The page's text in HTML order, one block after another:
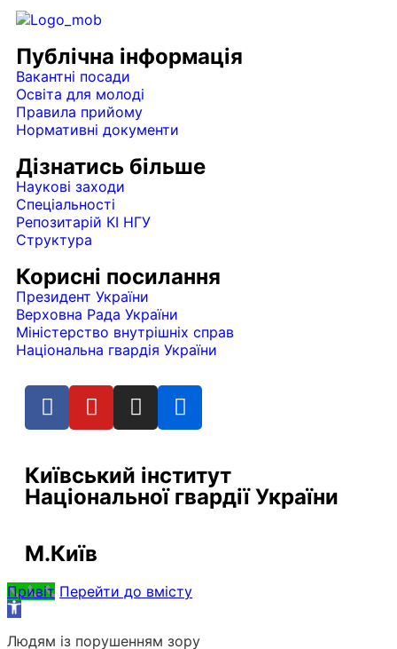
Публічна інформація
Вакантні посади
Освіта для молоді
Правила прийому
Нормативні документи
Дізнатись більше
Наукові заходи
Спеціальності
Репозитарій КІ НГУ
Структура
Корисні посилання
Президент України
Верховна Рада України
Міністерство внутрішніх справ
Національна гвардія України
Київський інститут
Національної гвардії України
М.Київ
Привіт Перейти до вмісту
Відкрити
інструментів
Людям із порушенням зору